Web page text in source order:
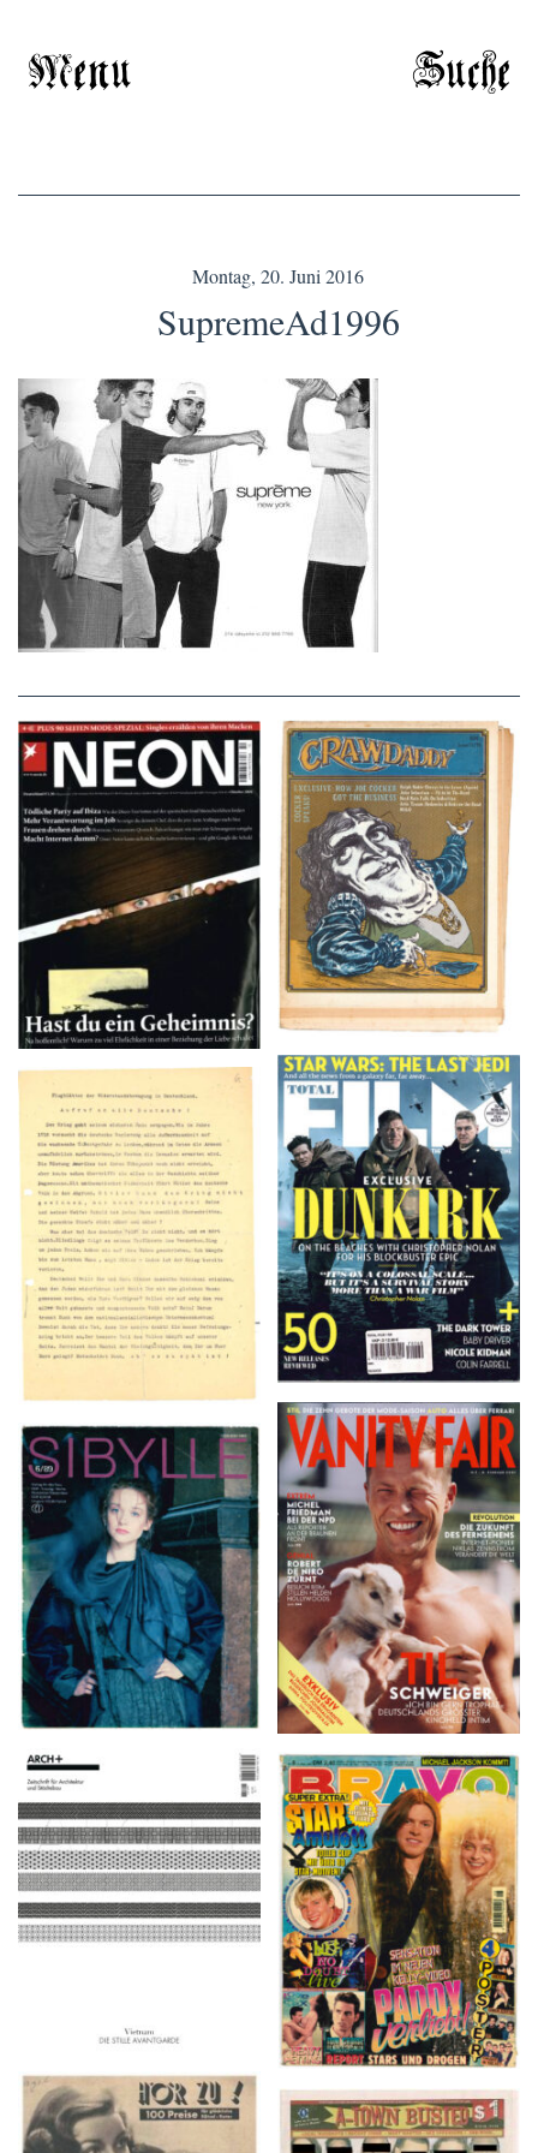
Menu Suche
Montag, 20. Juni 2016
SupremeAd1996
NEON – OKTOBER
2008
Crawdaddy – June/11/72
TOTAL FILM #260 –
SUMMER 2017
Flugblätter der Weissen
Rose – V, Januar 1943
VANITY FAIR – Nr. 7 –
8. Februar 2007
SIBYLLE 6/89
ARCH+ Nr. 226, Herbst
2016
BRAVO – Nr. 8, 13. Febr.
1997
HÖR ZU! – 1949,